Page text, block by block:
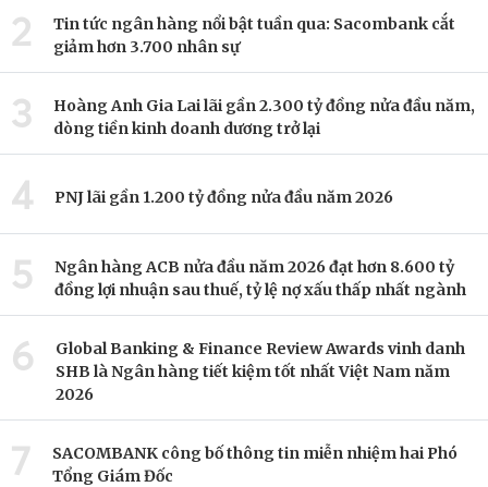
2
Tin tức ngân hàng nổi bật tuần qua: Sacombank cắt
giảm hơn 3.700 nhân sự
3
Hoàng Anh Gia Lai lãi gần 2.300 tỷ đồng nửa đầu năm,
dòng tiền kinh doanh dương trở lại
4 PNJ lãi gần 1.200 tỷ đồng nửa đầu năm 2026
5
Ngân hàng ACB nửa đầu năm 2026 đạt hơn 8.600 tỷ
đồng lợi nhuận sau thuế, tỷ lệ nợ xấu thấp nhất ngành
6
Global Banking & Finance Review Awards vinh danh
SHB là Ngân hàng tiết kiệm tốt nhất Việt Nam năm
2026
7
SACOMBANK công bố thông tin miễn nhiệm hai Phó
Tổng Giám Đốc